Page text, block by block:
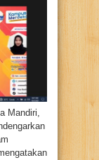
Mandiri,